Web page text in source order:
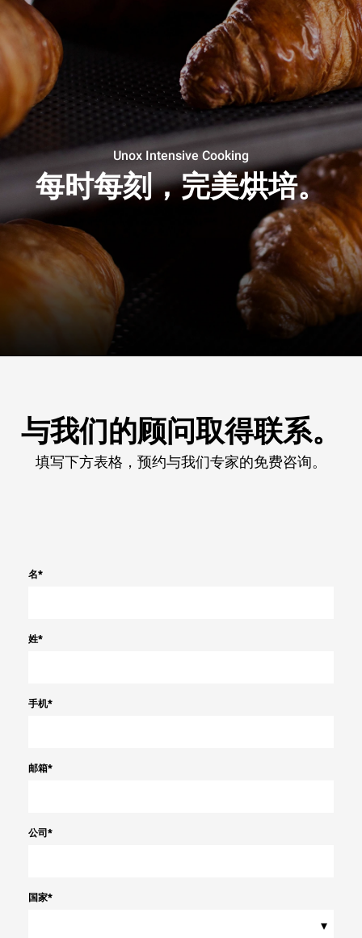
Unox Intensive Cooking
每时每刻，完美烘培。
与我们的顾问取得联系。
填写下方表格，预约与我们专家的免费咨询。
名*
姓*
手机*
邮箱*
公司 *
国家*
▾